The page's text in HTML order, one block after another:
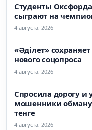
Студенты
сыграют на
4 августа, 2026
«Әділет»
нового соцопроса
4 августа, 2026
Спросила дорогу и
мошенники
тенге
4 августа, 2026